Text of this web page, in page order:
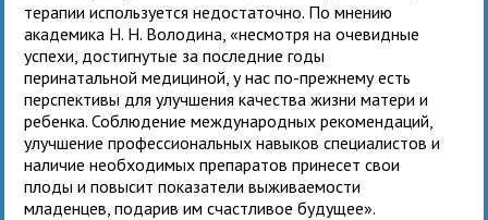
терапии используется недостаточно. По мнению
академика Н. Н. Володина, «несмотря на очевидные
успехи, достигнутые за последние годы
перинатальной медициной, у нас по-прежнему есть
перспективы для улучшения качества жизни матери и
ребенка. Соблюдение международных рекомендаций,
улучшение профессиональных навыков специалистов и
наличие необходимых препаратов принесет свои
плоды и повысит показатели выживаемости
младенцев, подарив им счастливое будущее».